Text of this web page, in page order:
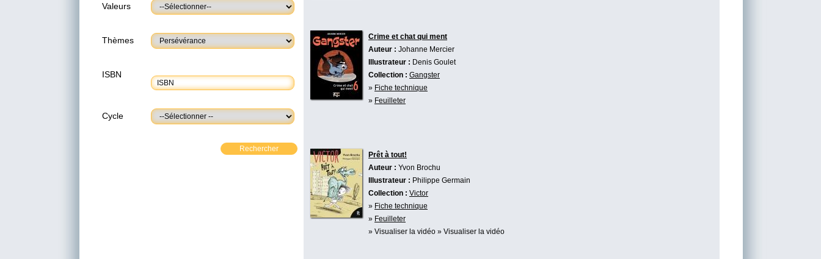
Valeurs
Thèmes
ISBN
Cycle
Rechercher
Crime et chat qui ment
Auteur : Johanne Mercier
Illustrateur : Denis Goulet
Collection : Gangster
» Fiche technique
» Feuilleter
Prêt à tout!
Auteur : Yvon Brochu
Illustrateur : Philippe Germain
Collection : Victor
» Fiche technique
» Feuilleter
» Visualiser la vidéo » Visualiser la vidéo